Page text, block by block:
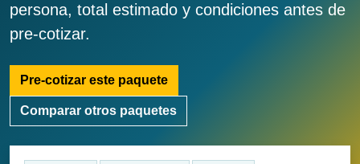
persona, total estimado y condiciones antes de
pre-cotizar.
Pre-cotizar este paquete
Comparar otros paquetes